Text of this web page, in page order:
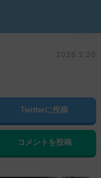
2026.2.20
Twitterに投稿
コメントを投稿